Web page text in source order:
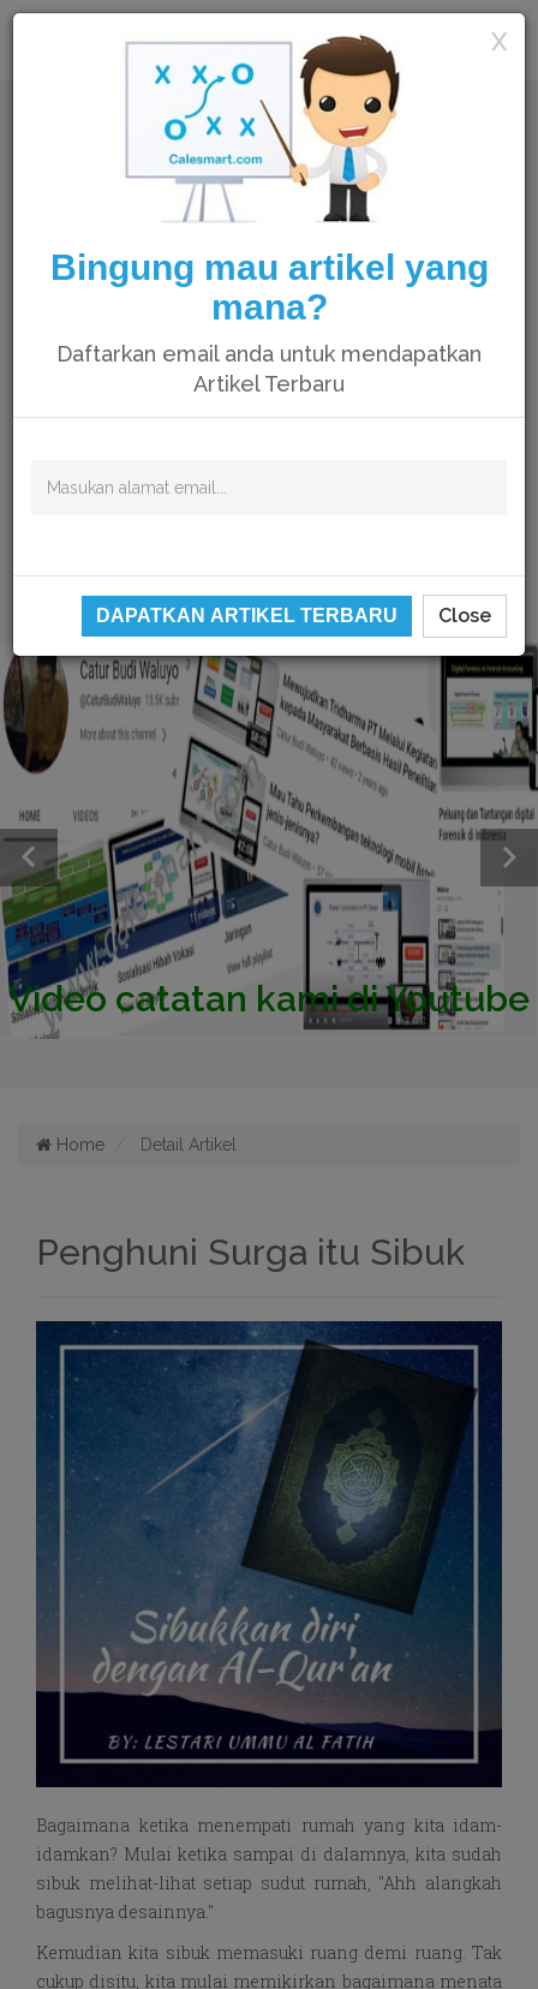
Calesmart
Video catatan kami di Youtube
Home Detail Artikel
Penghuni Surga itu Sibuk
Bagaimana ketika menempati rumah yang kita idam-
idamkan? Mulai ketika sampai di dalamnya, kita sudah
sibuk melihat-lihat setiap sudut rumah, "Ahh alangkah
bagusnya desainnya."
Kemudian kita sibuk memasuki ruang demi ruang. Tak
cukup disitu, kita mulai memikirkan bagaimana menata
X
Bingung mau artikel yang
mana?
Daftarkan email anda untuk mendapatkan
Artikel Terbaru
DAPATKAN ARTIKEL TERBARU Close